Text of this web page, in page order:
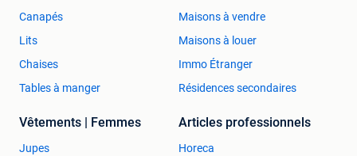
Canapés
Lits
Chaises
Tables à manger
Maisons à vendre
Maisons à louer
Immo Étranger
Résidences secondaires
Vêtements | Femmes
Jupes
Articles professionnels
Horeca